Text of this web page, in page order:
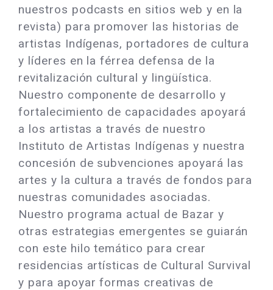
nuestros podcasts en sitios web y en la
revista) para promover las historias de
artistas Indígenas, portadores de cultura
y líderes en la férrea defensa de la
revitalización cultural y lingüística.
Nuestro componente de desarrollo y
fortalecimiento de capacidades apoyará
a los artistas a través de nuestro
Instituto de Artistas Indígenas y nuestra
concesión de subvenciones apoyará las
artes y la cultura a través de fondos para
nuestras comunidades asociadas.
Nuestro programa actual de Bazar y
otras estrategias emergentes se guiarán
con este hilo temático para crear
residencias artísticas de Cultural Survival
y para apoyar formas creativas de